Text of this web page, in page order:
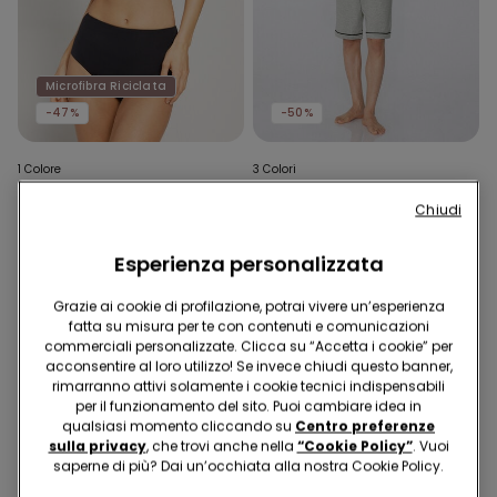
Microfibra Riciclata
-47%
1 Colore
-50%
3 Colori
in Cotone con Taschino
Esperienza personalizzata
Grazie ai cookie di profilazione, potrai vivere un’esperienza
fatta su misura per te con contenuti e comunicazioni
commerciali personalizzate. Clicca su “Accetta i cookie” per
acconsentire al loro utilizzo! Se invece chiudi questo banner,
rimarranno attivi solamente i cookie tecnici indispensabili
per il funzionamento del sito. Puoi cambiare idea in
qualsiasi momento cliccando su Centro preferenze
sulla privacy, che trovi anche nella “Cookie Policy”. Vuoi
saperne di più? Dai un’occhiata alla nostra Cookie Policy.
Chiudi